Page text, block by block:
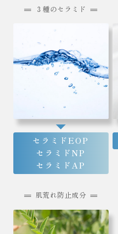
３種のセラミド
セラミドEOP
セラミドNP
セラミドAP
肌荒れ防止成分